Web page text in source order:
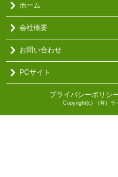
ホーム
会社概要
お問い合わせ
PCサイト
プライバシーポリシ
Copyright(c) （有）ラ